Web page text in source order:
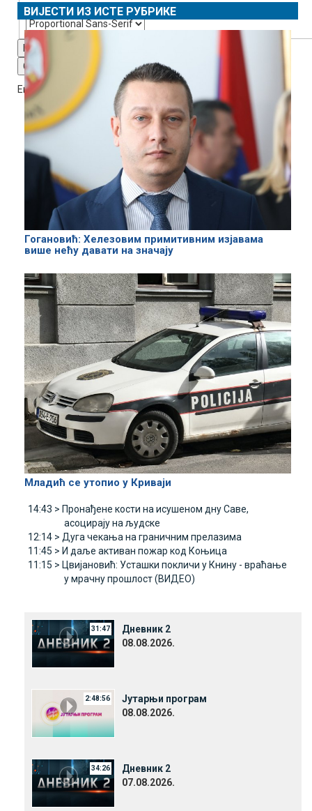
Reset
Done
Close Modal Dialog
End of dialog window.
ВИЈЕСТИ ИЗ ИСТЕ РУБРИКЕ
Гогановић: Хелезовим примитивним изјавама
више нећу давати на значају
Младић се утопио у Криваји
14:43 > Пронађене кости на исушеном дну Саве,
асоцирају на људске
12:14 > Дуга чекања на граничним прелазима
11:45 > И даље активан пожар код Коњица
11:15 > Цвијановић: Усташки покличи у Книну - враћање
у мрачну прошлост (ВИДЕО)
31:47
Дневник 2
08.08.2026.
2:48:56
Јутарњи програм
08.08.2026.
34:26
Дневник 2
07.08.2026.